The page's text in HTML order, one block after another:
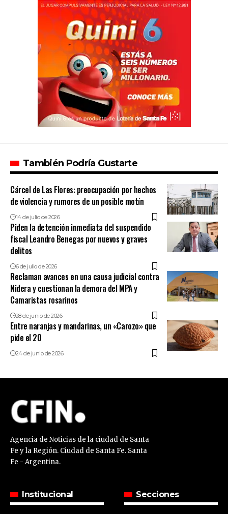
También Podría Gustarte
Cárcel de Las Flores: preocupación por hechos
de violencia y rumores de un posible motín
14 de julio de 2026
Piden la detención inmediata del suspendido
fiscal Leandro Benegas por nuevos y graves
delitos
6 de julio de 2026
Reclaman avances en una causa judicial contra
Nidera y cuestionan la demora del MPA y
Camaristas rosarinos
28 de junio de 2026
Entre naranjas y mandarinas, un «Carozo» que
pide el 20
24 de junio de 2026
Agencia de Noticias de la ciudad de Santa
Fe y la Región. Ciudad de Santa Fe. Santa
Fe - Argentina.
Institucional Secciones